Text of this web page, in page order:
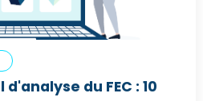
du FEC : 10